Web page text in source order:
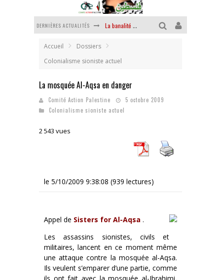
DERNIÈRES ACTUALITÉS
La banalité du mal colonial
Des accords de paix sans le peuple et contre le peuple
Accueil
Dossiers
Colonialisme sioniste actuel
La mosquée Al-Aqsa en danger
Comité Action Palestine
5 octobre 2009
Colonialisme sioniste actuel
2 543 vues
le 5/10/2009 9:38:08 (939 lectures)
Appel de Sisters for Al-Aqsa .
Les assassins sionistes, civils et
militaires, lancent en ce moment même
une attaque contre la mosquée al-Aqsa.
Ils veulent s’emparer d’une partie, comme